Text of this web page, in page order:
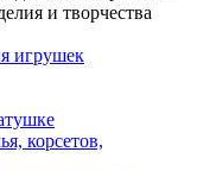
и творчества
игрушек
корсетов,